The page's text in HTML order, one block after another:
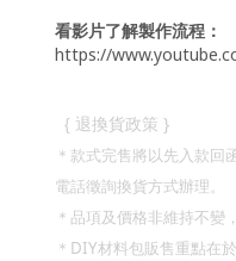
看影片了解製作流程：
https://
{ 退換貨政策 }
＊款式完售將以先入款回
電話徵詢換貨方式辦理。
＊品項及價格非維持不變
＊ DIY材料包販售重點在